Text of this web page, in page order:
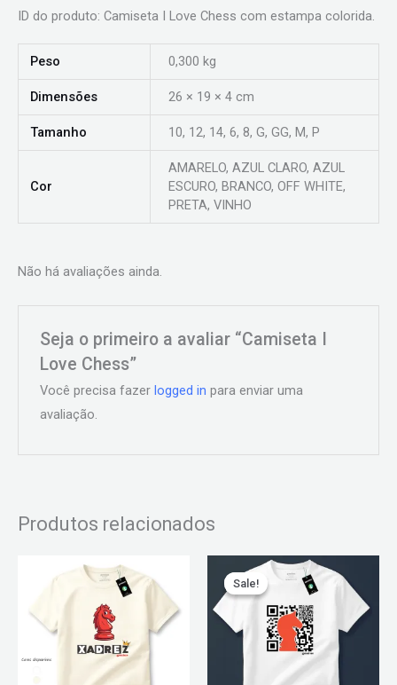
ID do produto: Camiseta I Love Chess com estampa colorida.
Peso 0,300 kg
Dimensões 26 × 19 × 4 cm
Tamanho 10, 12, 14, 6, 8, G, GG, M, P
Cor
AMARELO, AZUL CLARO, AZUL
ESCURO, BRANCO, OFF WHITE,
PRETA, VINHO
Não há avaliações ainda.
Seja o primeiro a avaliar “Camiseta I
Love Chess”
Você precisa fazerlogged in para enviar uma
avaliação.
Produtos relacionados
Este
produto
tem
várias
variantes.
Sale!
Sale!
O
preço
original
era:
R$ 79,90.
O
preço
atual
é:
R$ 59,90.
Este
produto
tem
várias
variantes.